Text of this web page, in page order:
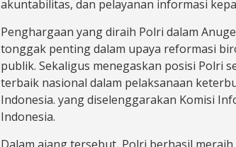
akuntabilitas, dan pelayanan informasi
Penghargaan yang diraih Polri dalam
tonggak penting dalam upaya reformasi
publik. Sekaligus menegaskan posisi Polri
terbaik nasional dalam pelaksanaan
Indonesia. yang diselenggarakan Komisi
Indonesia.